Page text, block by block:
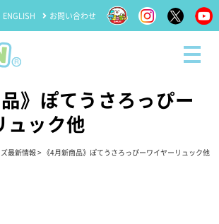
ENGLISH お問い合わせ
品》ぽてうさろっぴー
ュック他
最新情報> 《4月新商品》ぽてうさろっぴーワイヤーリュック他